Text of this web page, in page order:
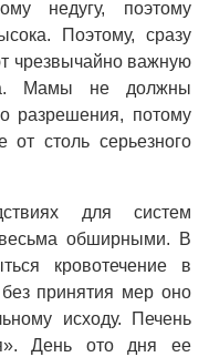
недугу, поэтому
Поэтому, сразу
чрезвычайно важную
Мамы не должны
разрешения, потому
от столь серьезного
для систем
обширными. В
кровотечение в
принятия мер оно
исходу. Печень
День ото дня ее